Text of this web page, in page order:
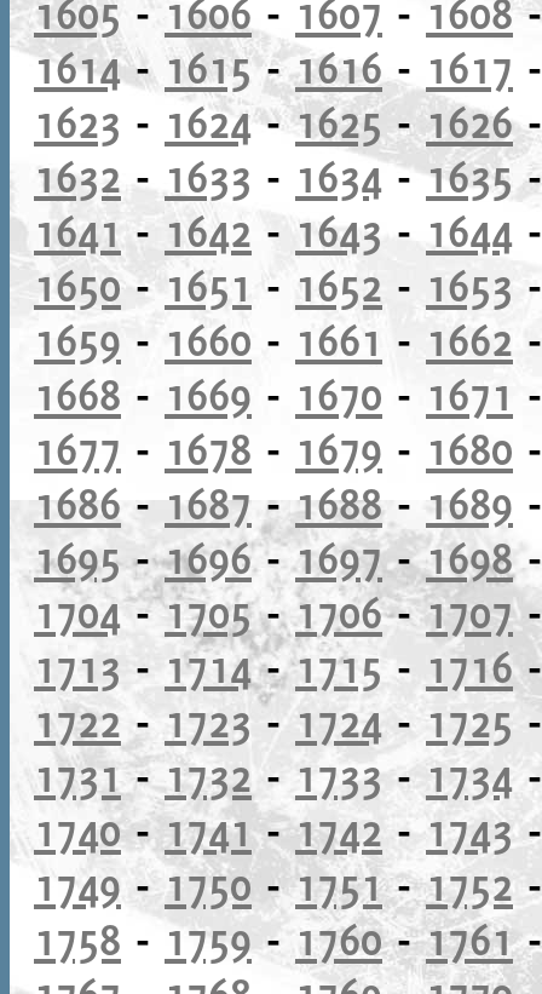
1605- 1606 - 1607 - 1608
1614- 1615-1616- 1617
1623 - 1624-1625-1626
1632 - 1633 - 1634-1635
1641 - 1642 - 1643 - 1644
1650-1651 - 1652 - 1653
1659 - 1660 - 1661 - 1662
1668 - 1669 - 1670 - 1671
1677 - 1678 - 1679 - 1680
1686 - 1687 -1688- 1689
1695-1696-1697-1698
1704-1705-1706-1707
1713 - 1714-1715 - 1716
1722 -1723 - 1724-1725
1731-1732 - 1733- 1734
1740-1741-1742-1743
1749 -1750 -1751-1752
1758 - 1759 -1760-1761